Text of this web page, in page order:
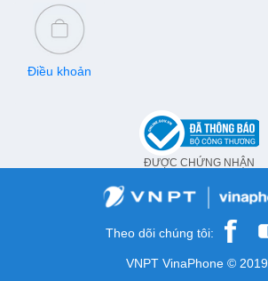
Điều khoản
ĐƯỢC CHỨNG NHẬN
Theo dõi chúng tôi:
VNPT VinaPhone © 2019.